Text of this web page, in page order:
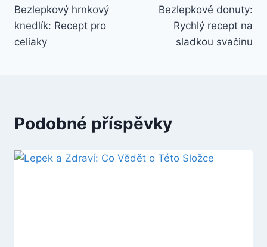
pro
příspěvek
Bezlepkový hrnkový
knedlík: Recept pro
celiaky
Bezlepkové donuty:
Rychlý recept na
sladkou svačinu
Podobné příspěvky